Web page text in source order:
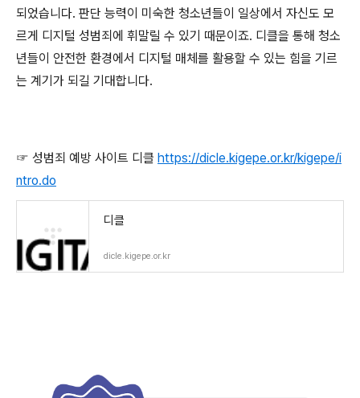
되었습니다. 판단 능력이 미숙한 청소년들이 일상에서 자신도 모
르게 디지털 성범죄에 휘말릴 수 있기 때문이죠. 디클을 통해 청소
년들이 안전한 환경에서 디지털 매체를 활용할 수 있는 힘을 기르
는 계기가 되길 기대합니다.
☞ 성범죄 예방 사이트 디클 https://dicle.kigepe.or.kr/kigepe/i
ntro.do
디클
dicle.kigepe.or.kr